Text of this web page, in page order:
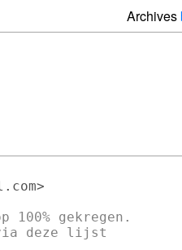
Archives
gekregen.
deze lijst